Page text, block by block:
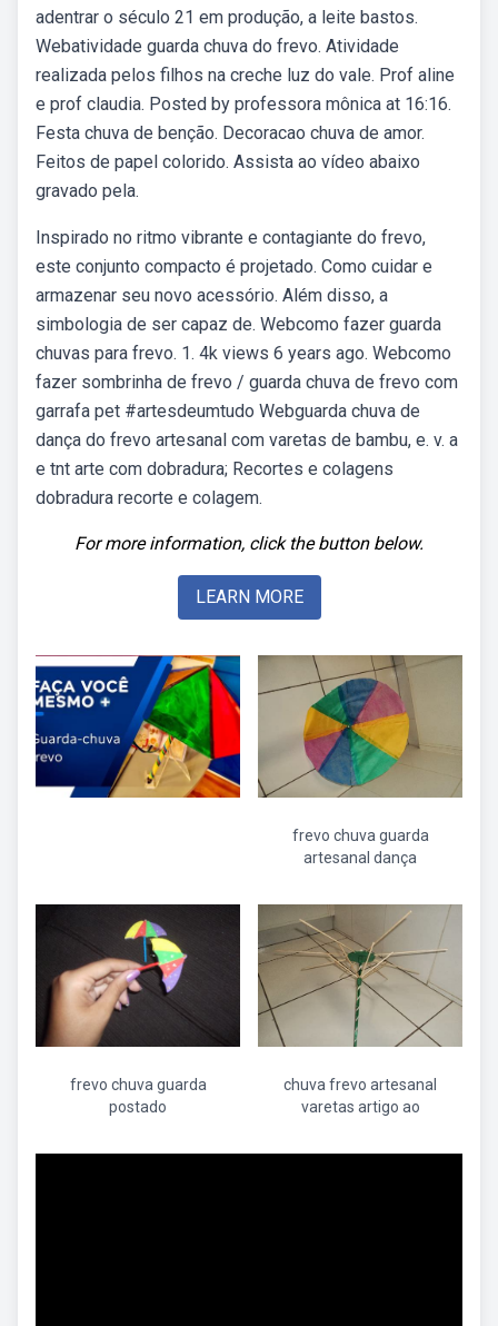
adentrar o século 21 em produção, a leite bastos.
Webatividade guarda chuva do frevo. Atividade
realizada pelos filhos na creche luz do vale. Prof aline
e prof claudia. Posted by professora mônica at 16:16.
Festa chuva de benção. Decoracao chuva de amor.
Feitos de papel colorido. Assista ao vídeo abaixo
gravado pela.
Inspirado no ritmo vibrante e contagiante do frevo,
este conjunto compacto é projetado. Como cuidar e
armazenar seu novo acessório. Além disso, a
simbologia de ser capaz de. Webcomo fazer guarda
chuvas para frevo. 1. 4k views 6 years ago. Webcomo
fazer sombrinha de frevo / guarda chuva de frevo com
garrafa pet #artesdeumtudo Webguarda chuva de
dança do frevo artesanal com varetas de bambu, e. v. a
e tnt arte com dobradura; Recortes e colagens
dobradura recorte e colagem.
For more information, click the button below.
LEARN MORE
frevo chuva guarda
artesanal dança
frevo chuva guarda
postado
chuva frevo artesanal
varetas artigo ao